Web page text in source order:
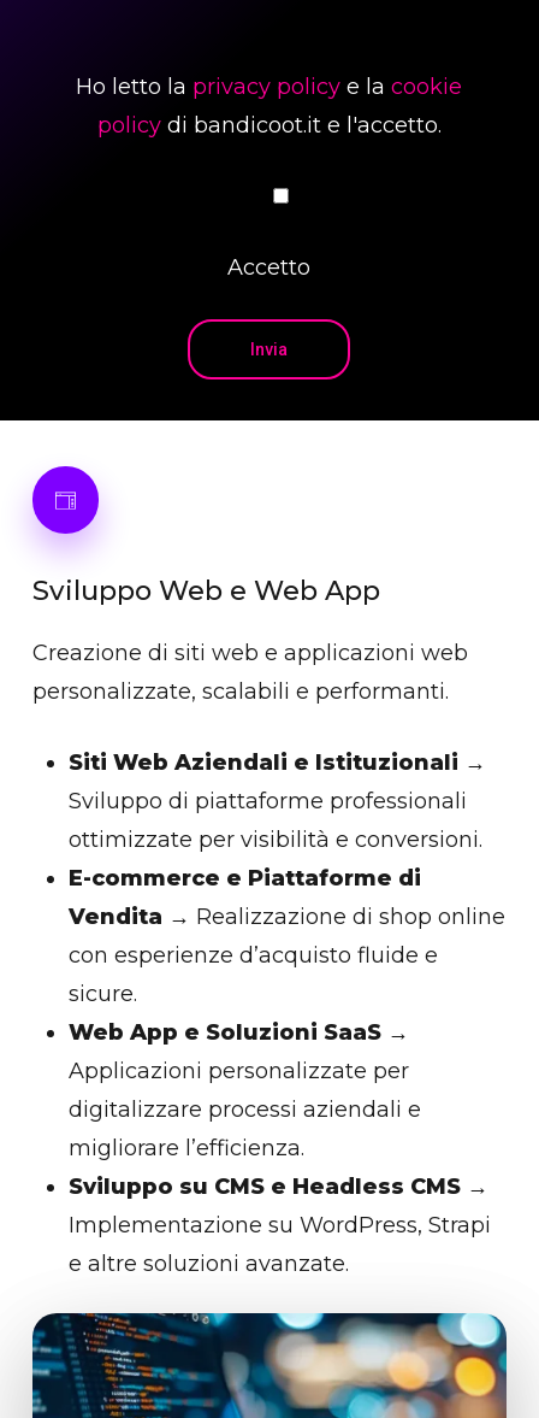
Ho letto la privacy policy e lacookie
policydi bandicoot.it e l'accetto.
Accetto
Sviluppo Web e Web App
Creazione di siti web e applicazioni web
personalizzate, scalabili e performanti.
Siti Web Aziendali e Istituzionali →
Sviluppo di piattaforme professionali
ottimizzate per visibilità e conversioni.
E-commerce e Piattaforme di
Vendita → Realizzazione di shop online
con esperienze d’acquisto fluide e
sicure.
Web App e Soluzioni SaaS→
Applicazioni personalizzate per
digitalizzare processi aziendali e
migliorare l’efficienza.
Sviluppo su CMS e Headless CMS→
Implementazione su WordPress, Strapi
e altre soluzioni avanzate.